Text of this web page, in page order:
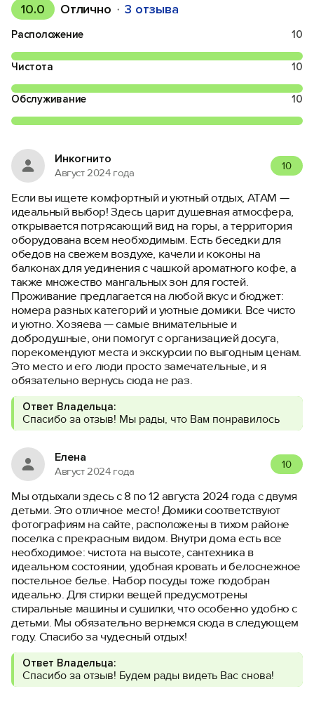
10.0 Отлично 3 отзыва
Расположение 10
Чистота 10
Обслуживание 10
Инкогнито
Август 2024 года
10
Если вы ищете комфортный и уютный отдых, АТАМ —
идеальный выбор! Здесь царит душевная атмосфера,
открывается потрясающий вид на горы, а территория
оборудована всем необходимым. Есть беседки для
обедов на свежем воздухе, качели и коконы на
балконах для уединения с чашкой ароматного кофе, а
также множество мангальных зон для гостей.
Проживание предлагается на любой вкус и бюджет:
номера разных категорий и уютные домики. Все чисто
и уютно. Хозяева — самые внимательные и
добродушные, они помогут с организацией досуга,
порекомендуют места и экскурсии по выгодным ценам.
Это место и его люди просто замечательные, и я
обязательно вернусь сюда не раз.
Ответ Владельца:
Спасибо за отзыв! Мы рады, что Вам понравилось
Елена
Август 2024 года
10
Мы отдыхали здесь с 8 по 12 августа 2024 года с двумя
детьми. Это отличное место! Домики соответствуют
фотографиям на сайте, расположены в тихом районе
поселка с прекрасным видом. Внутри дома есть все
необходимое: чистота на высоте, сантехника в
идеальном состоянии, удобная кровать и белоснежное
постельное белье. Набор посуды тоже подобран
идеально. Для стирки вещей предусмотрены
стиральные машины и сушилки, что особенно удобно с
детьми. Мы обязательно вернемся сюда в следующем
году. Спасибо за чудесный отдых!
Ответ Владельца:
Спасибо за отзыв! Будем рады видеть Вас снова!